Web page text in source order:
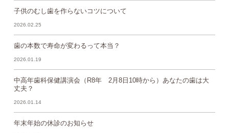
子供のむし歯を作らないコツについて
2026.02.25
歯の本数で寿命が変わるって本当？
2026.01.19
中高年歯科保健講演会（R8年 2月8日10時から）あなたの歯は大
丈夫？
2026.01.14
年末年始の休診のお知らせ